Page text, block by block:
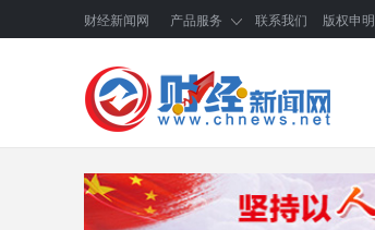
财经新闻网 产品服务 联系我们 版权申明